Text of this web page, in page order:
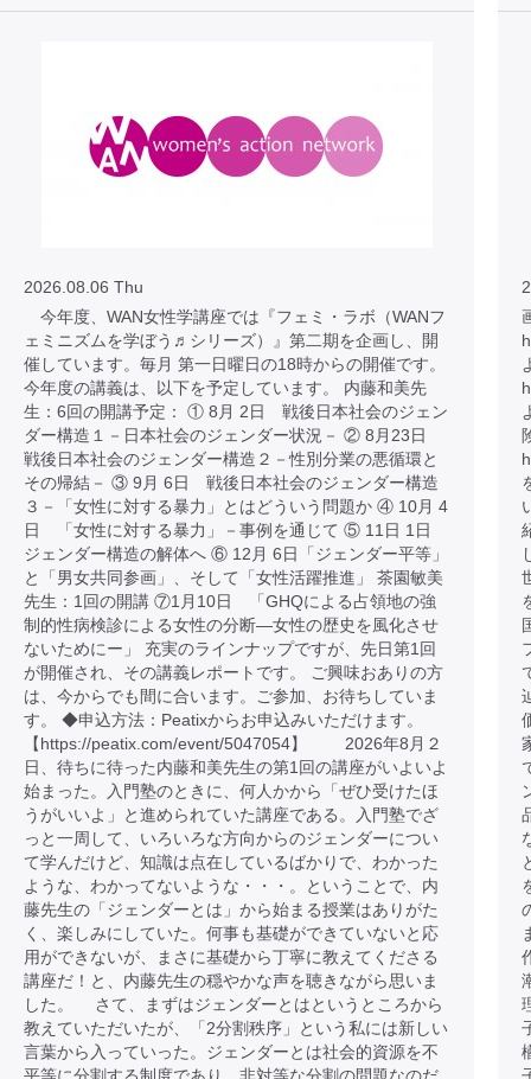
2026.08.06 Thu
今年度、WAN女性学講座では『フェミ・ラボ（WANフ
ェミニズムを学ぼう♬シリーズ）』第二期を企画し、開
催しています。毎月 第一日曜日の18時からの開催です。
今年度の講義は、以下を予定しています。 内藤和美先
生：6回の開講予定： ① 8月 2日 戦後日本社会のジェン
ダー構造１－日本社会のジェンダー状況－ ② 8月23日
戦後日本社会のジェンダー構造２－性別分業の悪循環と
その帰結－ ③ 9月 6日 戦後日本社会のジェンダー構造
３－「女性に対する暴力」とはどういう問題か ④ 10月 4
日 「女性に対する暴力」－事例を通じて ⑤ 11日 1日
ジェンダー構造の解体へ ⑥ 12月 6日「ジェンダー平等」
と「男女共同参画」、そして「女性活躍推進」 茶園敏美
先生：1回の開講 ⑦1月10日 「GHQによる占領地の強
制的性病検診による女性の分断―女性の歴史を風化させ
ないためにー」 充実のラインナップですが、先日第1回
が開催され、その講義レポートです。 ご興味おありの方
は、今からでも間に合います。ご参加、お待ちしていま
す。 ◆申込方法：Peatixからお申込みいただけます。
【https://peatix.com/event/5047054】 2026年8月２
日、待ちに待った内藤和美先生の第1回の講座がいよいよ
始まった。入門塾のときに、何人かから「ぜひ受けたほ
うがいいよ」と進められていた講座である。入門塾でざ
っと一周して、いろいろな方向からのジェンダーについ
て学んだけど、知識は点在しているばかりで、わかった
ような、わかってないような・・・。ということで、内
藤先生の「ジェンダーとは」から始まる授業はありがた
く、楽しみにしていた。何事も基礎ができていないと応
用ができないが、まさに基礎から丁寧に教えてくださる
講座だ！と、内藤先生の穏やかな声を聴きながら思いま
した。 さて、まずはジェンダーとはというところから
教えていただいたが、「2分割秩序」という私には新しい
言葉から入っていった。ジェンダーとは社会的資源を不